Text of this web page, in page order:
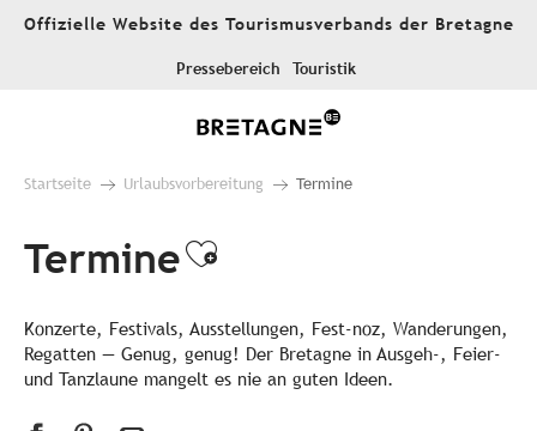
AllerOffizielle Website des Tourismusverbands der Bretagne
Pressebereich Touristik
Startseite Urlaubsvorbereitung Termine
TermineAjouter aux
Konzerte, Festivals, Ausstellungen, Fest-noz, Wanderungen,
Regatten — Genug, genug! Der Bretagne in Ausgeh-, Feier-
und Tanzlaune mangelt es nie an guten Ideen.